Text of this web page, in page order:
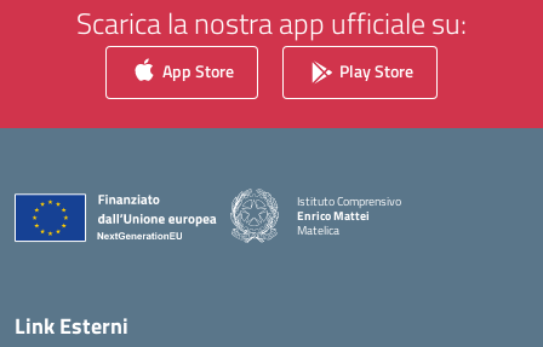
Scarica la nostra app ufficiale su:
App Store Play Store
Istituto Comprensivo
Enrico Mattei
Matelica
Link Esterni